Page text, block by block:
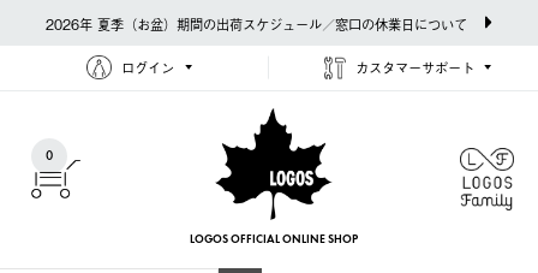
2026年 夏季（お盆）期間の出荷スケジュール／窓口の休業日について
ログイン カスタマーサポート
0
LOGOS OFFICIAL ONLINE SHOP